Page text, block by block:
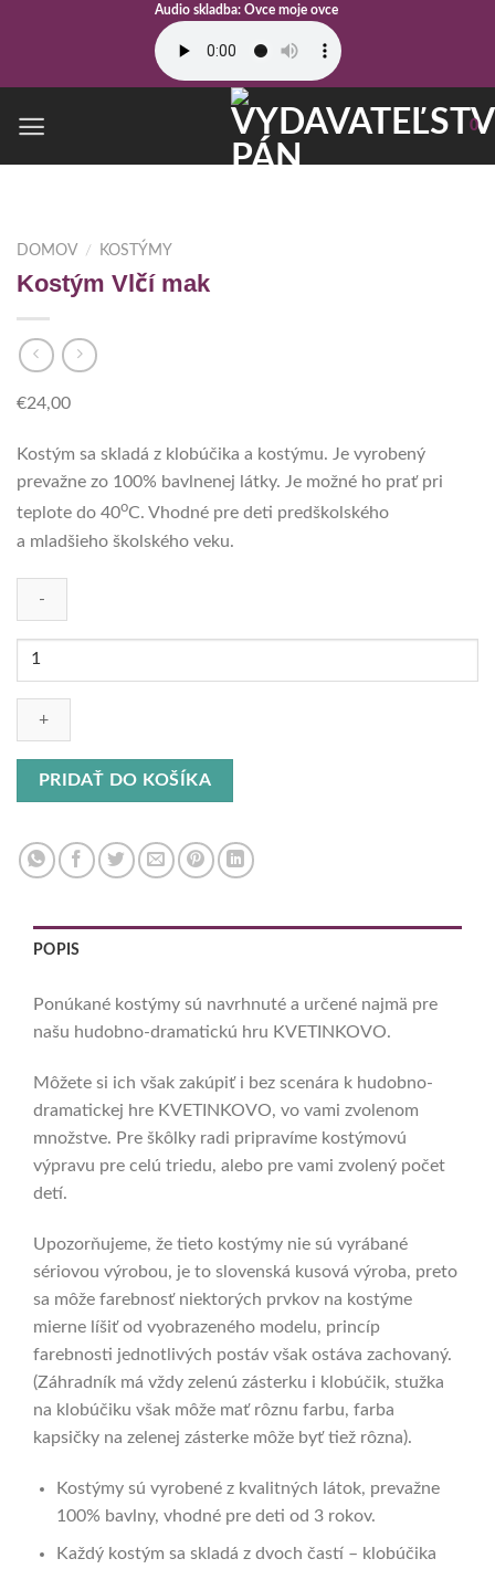
Audio skladba: Ovce moje ovce
0
DOMOV / KOSTÝMY
Kostým Vlčí mak
€24,00
Kostým sa skladá z klobúčika a kostýmu. Je vyrobený
prevažne zo 100% bavlnenej látky. Je možné ho prať pri
teplote do 40oC. Vhodné pre deti predškolského
a mladšieho školského veku.
množstvo
Vlčí
mak
PRIDAŤ DO KOŠÍKA
POPIS
Ponúkané kostýmy sú navrhnuté a určené najmä pre
našu hudobno-dramatickú hru KVETINKOVO.
Môžete si ich však zakúpiť i bez scenára k hudobno-
dramatickej hre KVETINKOVO, vo vami zvolenom
množstve. Pre škôlky radi pripravíme kostýmovú
výpravu pre celú triedu, alebo pre vami zvolený počet
detí.
Upozorňujeme, že tieto kostýmy nie sú vyrábané
sériovou výrobou, je to slovenská kusová výroba, preto
sa môže farebnosť niektorých prvkov na kostýme
mierne líšiť od vyobrazeného modelu, princíp
farebnosti jednotlivých postáv však ostáva zachovaný.
(Záhradník má vždy zelenú zásterku i klobúčik, stužka
na klobúčiku však môže mať rôznu farbu, farba
kapsičky na zelenej zásterke môže byť tiež rôzna).
Kostýmy sú vyrobené z kvalitných látok, prevažne
100% bavlny, vhodné pre deti od 3 rokov.
Každý kostým sa skladá z dvoch častí – klobúčika